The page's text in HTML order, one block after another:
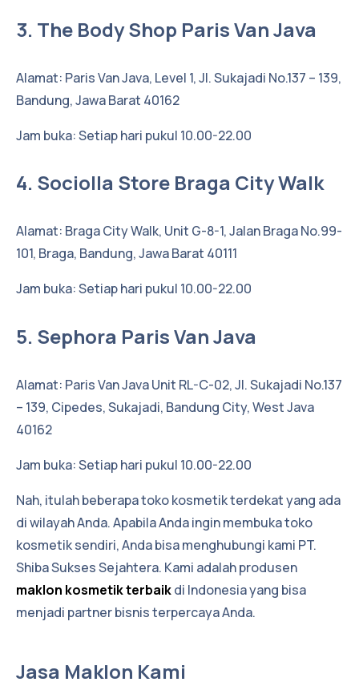
3. The Body Shop Paris Van Java
Alamat: Paris Van Java, Level 1, Jl. Sukajadi No.137 – 139,
Bandung, Jawa Barat 40162
Jam buka: Setiap hari pukul 10.00-22.00
4. Sociolla Store Braga City Walk
Alamat: Braga City Walk, Unit G-8-1, Jalan Braga No.99-
101, Braga, Bandung, Jawa Barat 40111
Jam buka: Setiap hari pukul 10.00-22.00
5. Sephora Paris Van Java
Alamat: Paris Van Java Unit RL-C-02, Jl. Sukajadi No.137
– 139, Cipedes, Sukajadi, Bandung City, West Java
40162
Jam buka: Setiap hari pukul 10.00-22.00
Nah, itulah beberapa toko kosmetik terdekat yang ada
di wilayah Anda. Apabila Anda ingin membuka toko
kosmetik sendiri, Anda bisa menghubungi kami PT.
Shiba Sukses Sejahtera. Kami adalah produsen
maklon kosmetik terbaikdi Indonesia yang bisa
menjadi partner bisnis terpercaya Anda.
Jasa Maklon Kami